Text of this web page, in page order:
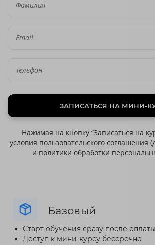
Базовый
Старт обучения сразу после оплаты
Доступ к мини-курсу бессрочно
ЗАПИСАТЬСЯ НА МИНИ-
Нажимая на кнопку “Записаться на
условия пользовательского соглашения
и политики обработки